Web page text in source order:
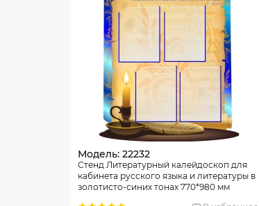
Модель: 22232
Стенд Литературный калейдоскоп для
кабинета русского языка и литературы в
золотисто-синих тонах 770*980 мм